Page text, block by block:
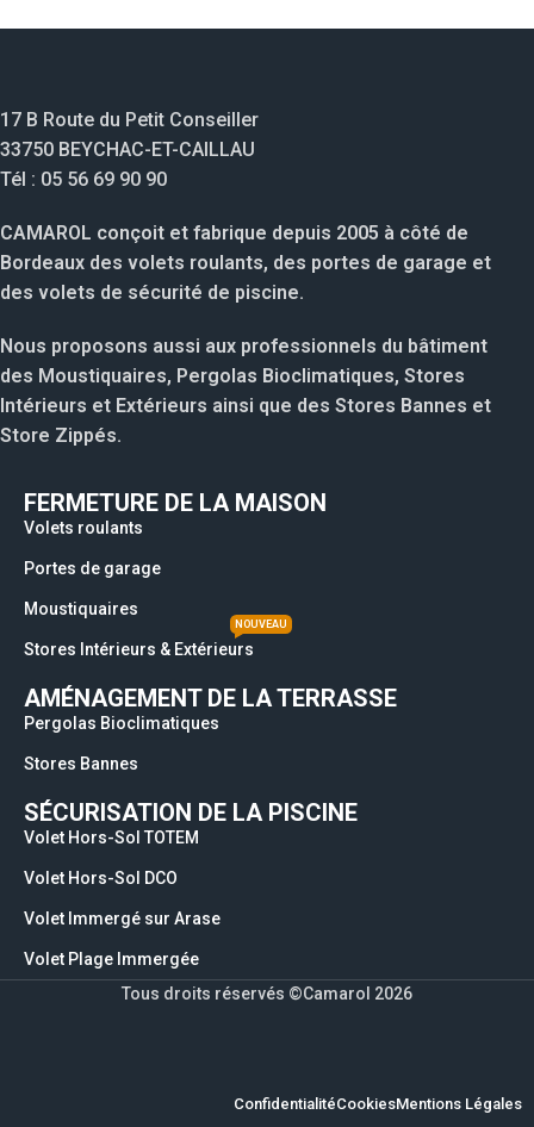
17 B Route du Petit Conseiller
33750 BEYCHAC-ET-CAILLAU
Tél : 05 56 69 90 90
CAMAROL conçoit et fabrique depuis 2005 à côté de
Bordeaux des volets roulants, des portes de garage et
des volets de sécurité de piscine.
Nous proposons aussi aux professionnels du bâtiment
des Moustiquaires, Pergolas Bioclimatiques, Stores
Intérieurs et Extérieurs ainsi que des Stores Bannes et
Store Zippés.
FERMETURE DE LA MAISON
Volets roulants
Portes de garage
Moustiquaires
Stores Intérieurs & Extérieurs
NOUVEAU
AMÉNAGEMENT DE LA TERRASSE
Pergolas Bioclimatiques
Stores Bannes
SÉCURISATION DE LA PISCINE
Volet Hors-Sol TOTEM
Volet Hors-Sol DCO
Volet Immergé sur Arase
Volet Plage Immergée
Tous droits réservés ©Camarol 2026
Mentions Légales
Cookies
Confidentialité